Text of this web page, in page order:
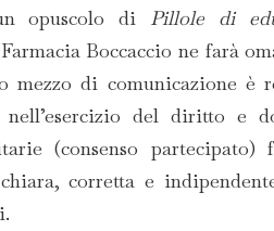
opuscolo di Pillole di
Boccaccio ne farà
mezzo di comunicazione è
del diritto e
(consenso partecipato)
corretta e